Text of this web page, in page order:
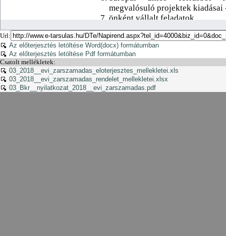
Url:
Az előterjesztés letöltése Word(docx) formátumban
Az előterjesztés letöltése Pdf formátumban
Csatolt mellékletek:
03_2018__evi_zarszamadas_eloterjesztes_mellekletei.xls
03_2018__evi_zarszamadas_rendelet_mellekletei.xlsx
03_Bkr__nyilatkozat_2018__evi_zarszamadas.pdf